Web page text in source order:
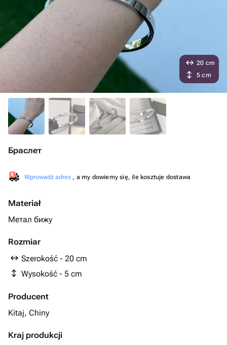
Браслет
Wprowadź adres , a my dowiemy się, ile kosztuje dostawa
Materiał
Метал бижу
Rozmiar
Szerokość - 20 cm
Wysokość - 5 cm
Producent
Kitaj, Chiny
Kraj produkcji
20 cm
5 cm